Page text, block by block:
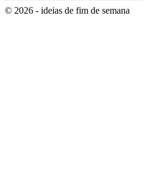
© 2026 - ideias de fim de semana